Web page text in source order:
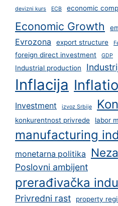
devizni kurs ECB economic
Economic Growth
Evrozona export structure
foreign direct investment GDP
Industrial production
Inflacija
Investment
izvoz Srbije
konkurentnost privrede labor
manufacturing
monetarna politika
Poslovni ambijent
prerađivačka
Privredni rast property